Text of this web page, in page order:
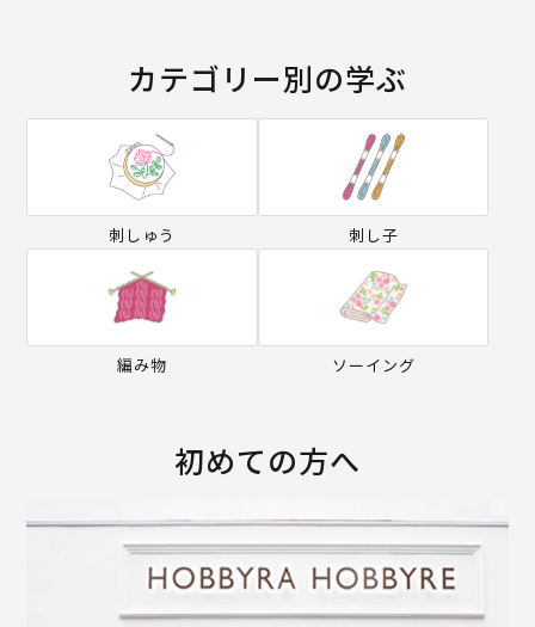
カテゴリー別の学ぶ
刺しゅう 刺し子
編み物 ソーイング
初めての方へ